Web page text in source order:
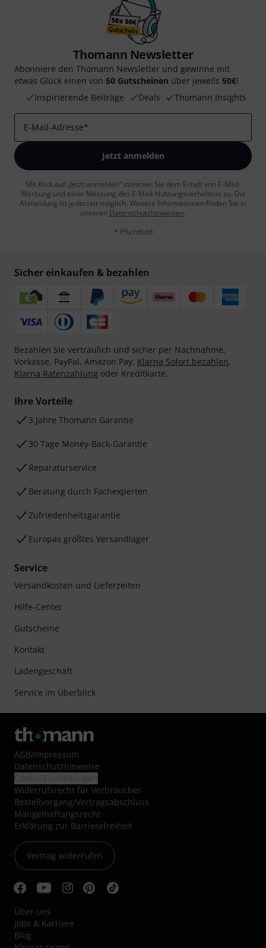
Thomann Newsletter
Abonniere den Thomann Newsletter und gewinne mit
etwas Glück einen von 50 Gutscheinen über jeweils 50€!
Inspirierende Beiträge
Deals Thomann Insights
E-Mail-Adresse*
Jetzt anmelden
Mit Klick auf „Jetzt anmelden“ stimmen Sie dem Erhalt von E-Mail-
Werbung und einer Messung des E-Mail-Nutzungsverhaltens zu. Die
Abmeldung ist jederzeit möglich. Weitere Informationen finden Sie in
unseren Datenschutzhinweisen.
* Pflichtfeld
Sicher einkaufen & bezahlen
Bezahlen Sie vertraulich und sicher per Nachnahme,
Vorkasse, PayPal, Amazon Pay, Klarna Sofort bezahlen,
Klarna Ratenzahlung oder Kreditkarte.
Ihre Vorteile
3 Jahre Thomann Garantie
30 Tage Money-Back-Garantie
Reparaturservice
Beratung durch Fachexperten
Zufriedenheitsgarantie
Europas größtes Versandlager
Service
Versandkosten und Lieferzeiten
Hilfe-Center
Gutscheine
Kontakt
Ladengeschäft
Service im Überblick
AGB/Impressum
Datenschutzhinweise
Widerrufsrecht für Verbraucher
Bestellvorgang/Vertragsabschluss
Mängelhaftungsrecht
Erklärung zur Barrierefreiheit
Vertrag widerrufen
Über uns
Jobs & Karriere
Blog